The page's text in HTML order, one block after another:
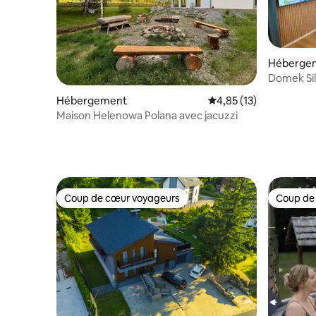
Hébergement Évaluation moyenne
4,85 (13)
Maison Helenowa Polana avec jacuzzi
Domek
Coup de cœur voyageurs
Coup de cœur voyageurs Coup
Coup